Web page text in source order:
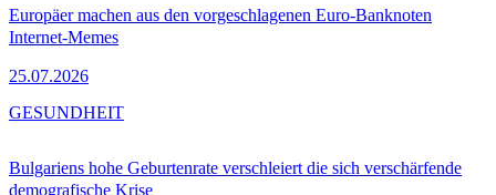
Europäer machen aus den vorgeschlagenen Euro-Banknoten
Internet-Memes
25.07.2026
Bulgariens hohe Geburtenrate verschleiert die sich verschärfende
demografische Krise
GESUNDHEIT